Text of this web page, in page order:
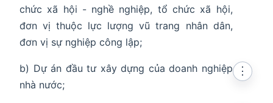
chức xã hội - nghề nghiệp, tổ chức xã hội,
đơn vị thuộc lực lượng vũ trang nhân dân,
đơn vị sự nghiệp công lập;
b) Dự án đầu tư xây dựng của doanh nghiệp
nhà nước;
⋮